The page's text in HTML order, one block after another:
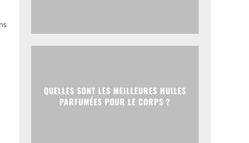
QUELLES SONT LES MEILLEURES HUILES
PARFUMÉES POUR LE CORPS ?